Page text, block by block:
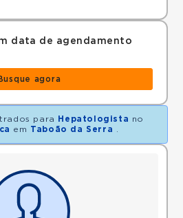
data de agendamento
agora
para Hepatologista no
em Taboão da Serra